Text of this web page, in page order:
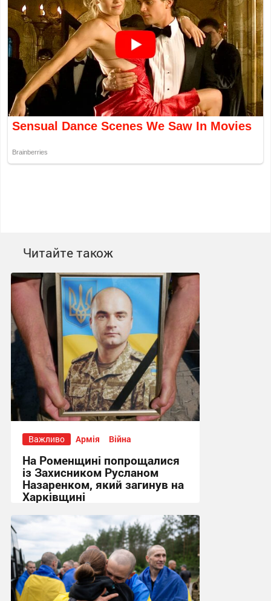
Читайте також
Важливо Армія Війна
На Роменщині попрощалися
із Захисником Русланом
Назаренком, який загинув на
Харківщині